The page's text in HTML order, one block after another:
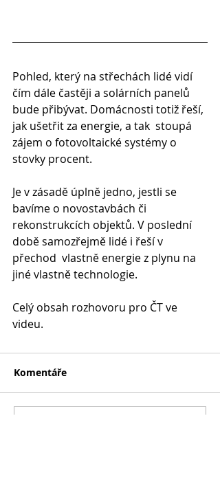
Pohled, který na střechách lidé vidí
čím dále častěji a solárních panelů
bude přibývat. Domácnosti totiž řeší,
jak ušetřit za energie, a tak  stoupá
zájem o fotovoltaické systémy o
stovky procent.
Je v zásadě úplně jedno, jestli se
bavíme o novostavbách či
rekonstrukcích objektů. V poslední
době samozřejmě lidé i řeší v
přechod  vlastně energie z plynu na
jiné vlastně technologie.
Celý obsah rozhovoru pro ČT ve
videu.
Komentáře